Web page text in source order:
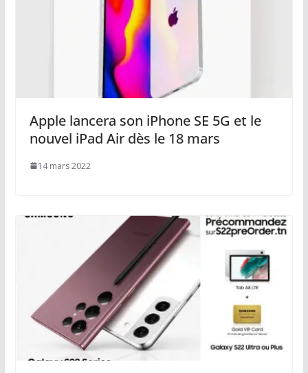
Apple lancera son iPhone SE 5G et le
nouvel iPad Air dès le 18 mars
14 mars 2022